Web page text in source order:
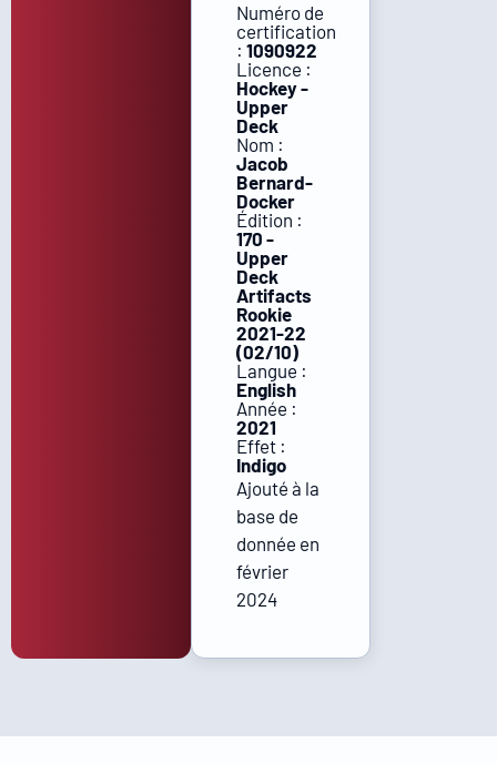
Numéro de
certification
: 1090922
Licence :
Hockey -
Upper
Deck
Nom :
Jacob
Bernard-
Docker
Édition :
170 -
Upper
Deck
Artifacts
Rookie
2021-22
(02/10)
Langue :
English
Année :
2021
Effet :
Indigo
Ajouté à la
base de
donnée en
février
2024